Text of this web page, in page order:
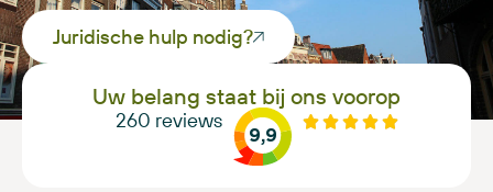
Juridische hulp nodig?
Uw belang staat bij ons voorop
260 reviews
9,9